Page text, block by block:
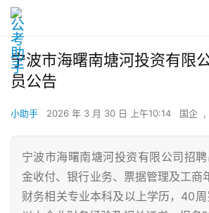
宁波市海曙南塘河投资有限
员公告
小助手 2026 年 3 月 30 日 上午10:14 国企 ,
宁波市海曙南塘河投资有限公司招
金收付、银行业务、票据管理及工商
财务相关专业本科及以上学历，40